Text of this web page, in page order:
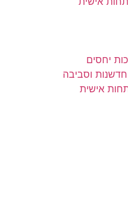
יחסים
חדשנות וסביבה
אישית